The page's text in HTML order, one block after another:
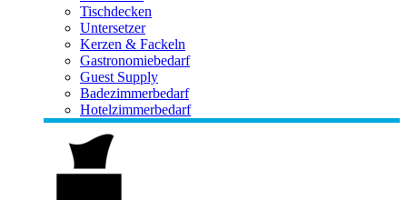
Tischdecken
Untersetzer
Kerzen & Fackeln
Gastronomiebedarf
Guest Supply
Badezimmerbedarf
Hotelzimmerbedarf